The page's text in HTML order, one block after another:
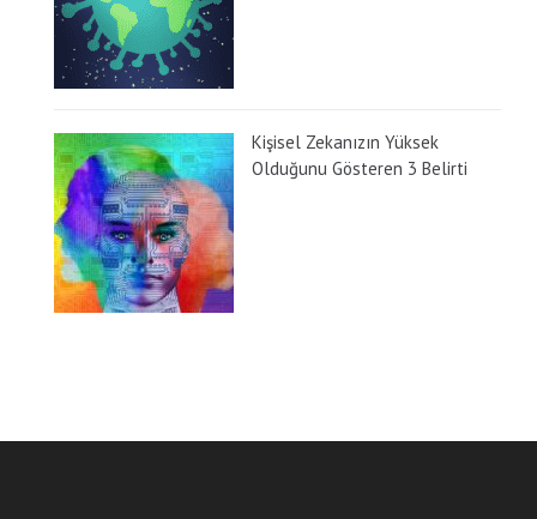
Kişisel Zekanızın Yüksek
Olduğunu Gösteren 3 Belirti